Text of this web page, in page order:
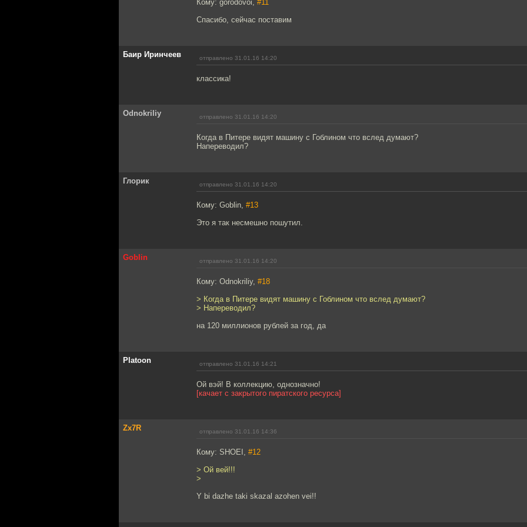
Кому: gorodovoi, #11
Спасибо, сейчас поставим
Баир Иринчеев отправлено 31.01.16 14:20
классика!
Odnokriliy отправлено 31.01.16 14:20
Когда в Питере видят машину с Гоблином что вслед думают?
Напереводил?
Глорик отправлено 31.01.16 14:20
Кому: Goblin, #13
Это я так несмешно пошутил.
Goblin отправлено 31.01.16 14:20
Кому: Odnokriliy, #18
> Когда в Питере видят машину с Гоблином что вслед думают?
> Напереводил?
на 120 миллионов рублей за год, да
Platoon отправлено 31.01.16 14:21
Ой вэй! В коллекцию, однозначно!
[качает с закрытого пиратского ресурса]
Zx7R отправлено 31.01.16 14:36
Кому: SHOEI, #12
> Ой вей!!!
>
Y bi dazhe taki skazal azohen vei!!